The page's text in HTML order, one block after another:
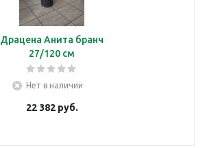
Драцена Анита бранч
27/120 см
Нет в наличии
22 382руб.